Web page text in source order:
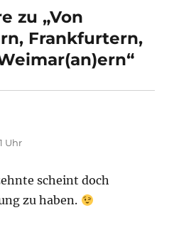
zu „Von
Frankfurtern,
Uhr
scheint doch
zu haben.